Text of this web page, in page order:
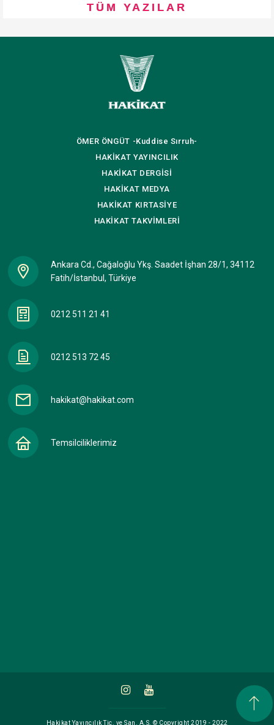
TÜM YAZILAR
ÖMER ÖNGÜT -Kuddise Sırruh-
HAKİKAT YAYINCILIK
HAKİKAT DERGİSİ
HAKİKAT MEDYA
HAKİKAT KIRTASİYE
HAKİKATTAKVİMLERİ
Ankara Cd., Cağaloğlu Ykş. Saadet İşhan 28/1, 34112
Fatih/İstanbul, Türkiye
0212 511 21 41
0212 513 72 45
hakikat@hakikat.com
Temsilciliklerimiz
Hakikat Yayıncılık Tic. ve San. A.S. © Copyright 2019 - 2022